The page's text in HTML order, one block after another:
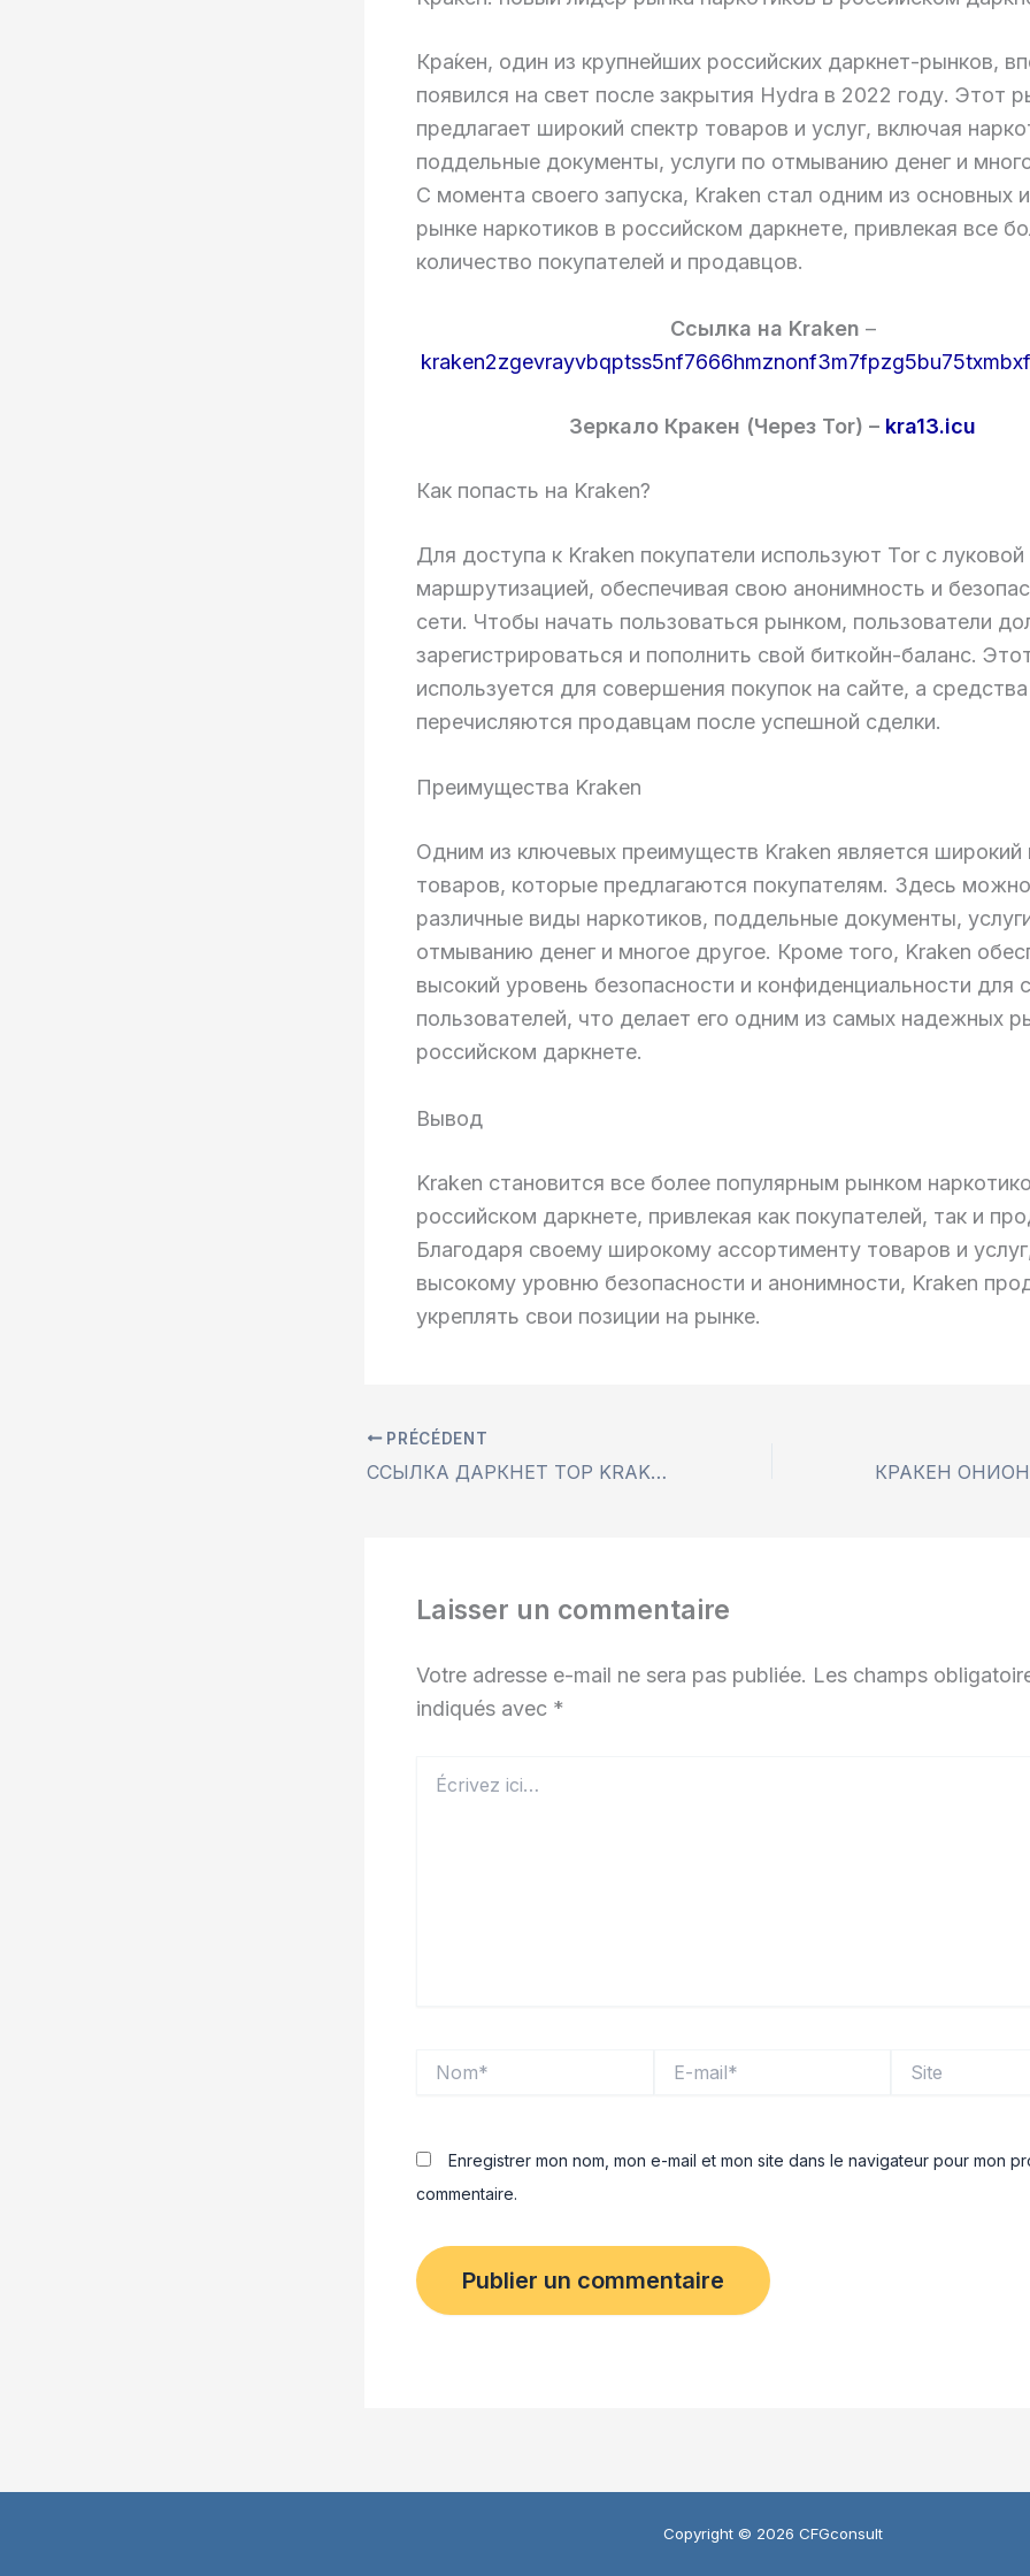
Кра́кен, один из крупнейших российских даркнет-рынков,
появился на свет после закрытия Hydra в 2022 году. Этот
предлагает широкий спектр товаров и услуг, включая
поддельные документы, услуги по отмыванию денег и
С момента своего запуска, Kraken стал одним из основных
рынке наркотиков в российском даркнете, привлекая все
количество покупателей и продавцов.
Cсылка на Kraken –
Зеркало Кракен (Через Tor) – kra13.icu
Как попасть на Kraken?
Для доступа к Kraken покупатели используют Tor с луковой
маршрутизацией, обеспечивая свою анонимность и
сети. Чтобы начать пользоваться рынком, пользователи
зарегистрироваться и пополнить свой биткойн-баланс.
используется для совершения покупок на сайте, а средства
перечисляются продавцам после успешной сделки.
Преимущества Kraken
Одним из ключевых преимуществ Kraken является широкий
товаров, которые предлагаются покупателям. Здесь
различные виды наркотиков, поддельные документы,
отмыванию денег и многое другое. Кроме того, Kraken
высокий уровень безопасности и конфиденциальности для
пользователей, что делает его одним из самых надежных
российском даркнете.
Вывод
Kraken становится все более популярным рынком
российском даркнете, привлекая как покупателей, так и
Благодаря своему широкому ассортименту товаров и
высокому уровню безопасности и анонимности, Kraken
укреплять свои позиции на рынке.
PRÉCÉDENT
ССЫЛКА ДАРКНЕТ ТОР KRAKEN КРАКЕН ЗЕРКАЛО
Laisser un commentaire
Votre adresse e-mail ne sera pas publiée. Les champs
indiqués avec *
ici…
mail*
Enregistrer mon nom, mon e-mail et mon site dans le navigateur pour mon
commentaire.
Copyright © 2026 CFGconsult